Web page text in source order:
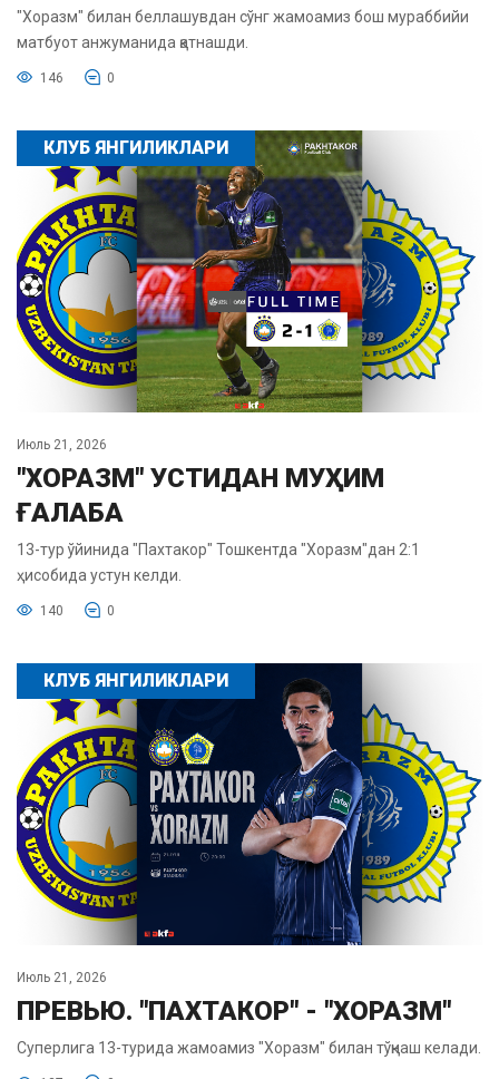
"Хоразм" билан беллашувдан сўнг жамоамиз бош мураббийи
матбуот анжуманида қатнашди.
146 0
КЛУБ ЯНГИЛИКЛАРИ
Июль 21, 2026
"ХОРАЗМ" УСТИДАН МУҲИМ
ҒАЛАБА
13-тур ўйинида "Пахтакор" Тошкентда "Хоразм"дан 2:1
ҳисобида устун келди.
140 0
КЛУБ ЯНГИЛИКЛАРИ
Июль 21, 2026
ПРЕВЬЮ. "ПАХТАКОР" - "ХОРАЗМ"
Суперлига 13-турида жамоамиз "Хоразм" билан тўқнаш келади.